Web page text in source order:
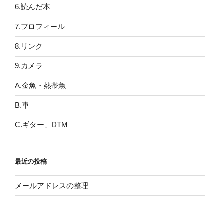
6.読んだ本
7.プロフィール
8.リンク
9.カメラ
A.金魚・熱帯魚
B.車
C.ギター、DTM
最近の投稿
メールアドレスの整理